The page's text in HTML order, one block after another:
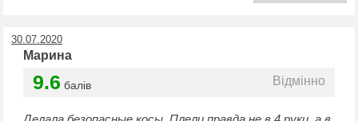
30.07.2020
Марина
9.6 балів Відмінно